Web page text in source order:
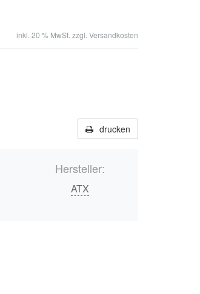
inkl. 20 % MwSt. zzgl. Versandkosten
drucken
Hersteller:
ATX